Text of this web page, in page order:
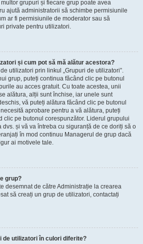
grupuri și fiecare grup poate avea
ajută administratorii să schimbe permisiunile
ar fi permisiunile de moderator sau să
private pentru utilizatori.
și cum pot să mă alătur acestora?
utilizatori prin linkul „Grupuri de utilizatori”.
grup, puteți continua făcând clic pe butonul
au acces gratuit. Cu toate acestea, unii
alătura, alții sunt închise, iar unele sunt
vă puteți alătura făcând clic pe butonul
aprobare pentru a vă alătura, puteți
clic pe butonul corespunzător. Liderul grupului
și vă va întreba cu siguranță de ce doriți să o
în mod continuu Managerul de grup dacă
ai motivele tale.
grup?
desemnat de către Administrație la crearea
să creați un grup de utilizatori, contactați
de utilizatori în culori diferite?